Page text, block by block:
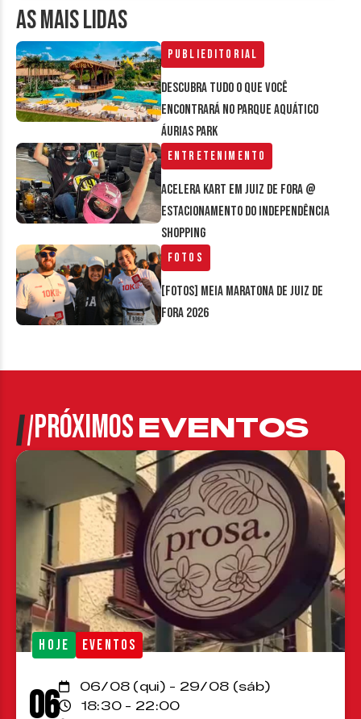
AS MAIS LIDAS
Publieditorial
Descubra tudo o que você
encontrará no parque aquático
Áurias Park
Entretenimento
Acelera Kart em Juiz de Fora @
estacionamento do Independência
Shopping
Fotos
[FOTOS] Meia Maratona de Juiz de
Fora 2026
PRÓXIMOSEVENTOS
HOJE EVENTOS
06
06/08 (qui) - 29/08 (sáb)
18:30 - 22:00